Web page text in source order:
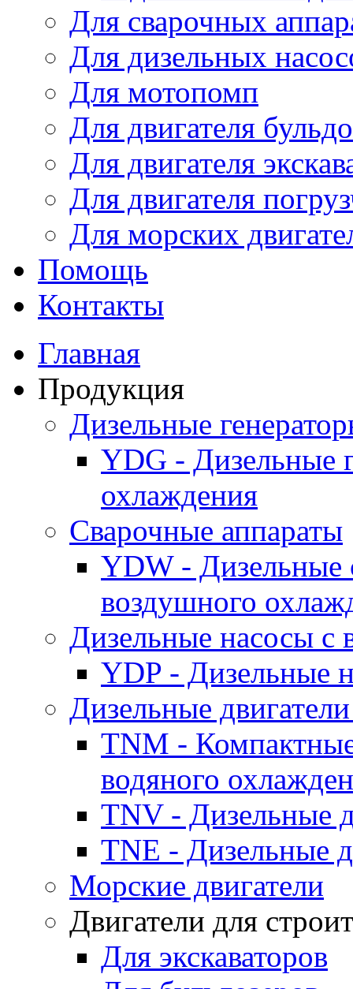
Для сварочных
Для дизельных
Для мотопомп
Для двигателя
Для двигателя
Для двигателя
Для морских
Помощь
Контакты
Главная
Продукция
Дизельные
YDG - Дизельные
охлаждения
Cварочные аппараты
YDW - Дизельные
воздушного
Дизельные насосы
YDP - Дизельные
Дизельные
TNM -
водяного
TNV - Дизельные
TNE - Дизельные
Морские двигатели
Двигатели для
Для экскаваторов